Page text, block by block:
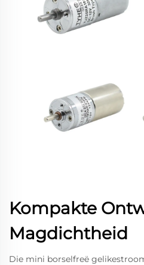
Kompakte
Magdichtheid
Die mini borselfreë